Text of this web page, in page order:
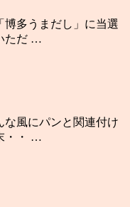
博多うまだし」に当選
ただ …
な風にパンと関連付け
・・ …